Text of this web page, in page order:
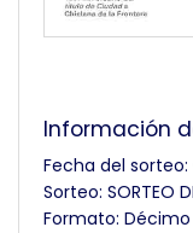
Información
Fecha del
Sorteo: SORTEO
Formato: Décimo